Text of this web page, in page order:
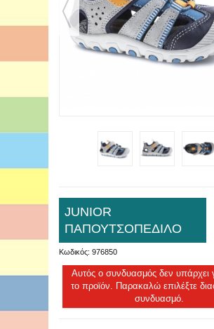
JUNIOR
ΠΑΠΟΥΤΣΟΠΕΔΙΛΟ
Κωδικός: 976850
Αυτός ο συνδυασμός δεν υπάρχει
το προϊόν. Παρακαλώ επιλέξτε
συνδυασμό.